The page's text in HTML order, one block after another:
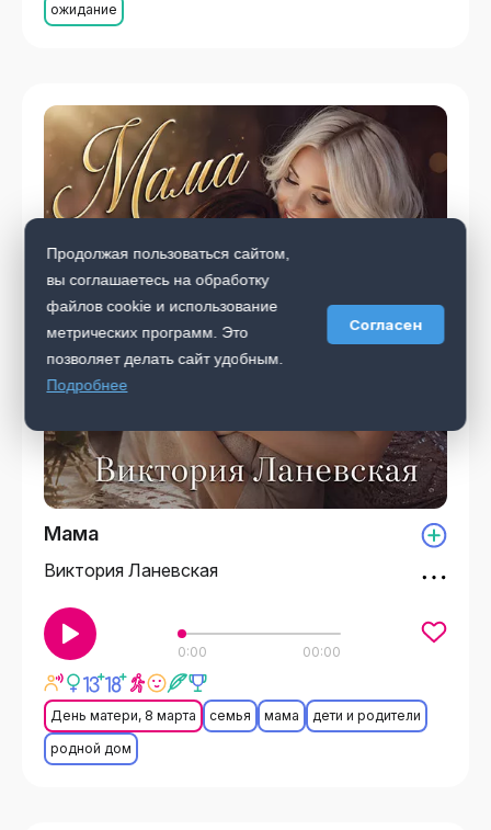
ожидание
Мама
Виктория Ланевская
0:00 00:00
День матери, 8 марта семья мама
дети и родители
родной дом
Продолжая пользоваться сайтом,
вы соглашаетесь на обработку
файлов cookie и использование
метрических программ. Это
позволяет делать сайт удобным.
Подробнее
Согласен